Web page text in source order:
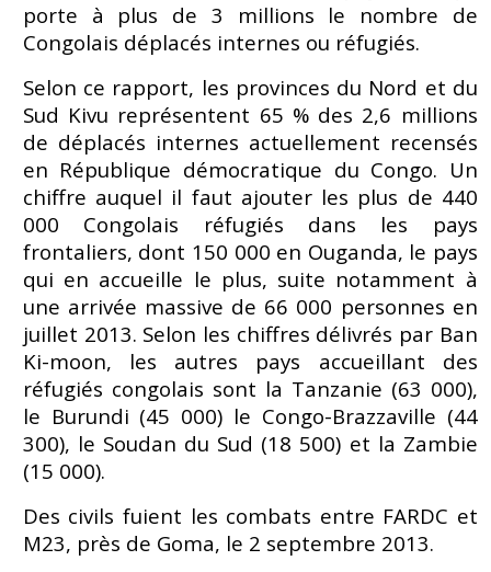
porte à plus de 3 millions le nombre de
Congolais déplacés internes ou réfugiés.
Selon ce rapport, les provinces du Nord et du
Sud Kivu représentent 65 % des 2,6 millions
de déplacés internes actuellement recensés
en République démocratique du Congo. Un
chiffre auquel il faut ajouter les plus de 440
000 Congolais réfugiés dans les pays
frontaliers, dont 150 000 en Ouganda, le pays
qui en accueille le plus, suite notamment à
une arrivée massive de 66 000 personnes en
juillet 2013. Selon les chiffres délivrés par Ban
Ki-moon, les autres pays accueillant des
réfugiés congolais sont la Tanzanie (63 000),
le Burundi (45 000) le Congo-Brazzaville (44
300), le Soudan du Sud (18 500) et la Zambie
(15 000).
Des civils fuient les combats entre FARDC et
M23, près de Goma, le 2 septembre 2013.